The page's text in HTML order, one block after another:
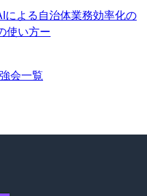
による自治体業務効率化の
使い方ー
会一覧